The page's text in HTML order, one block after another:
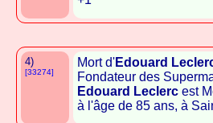
4)
[33274]
Mort d'Edouard
Fondateur des
Edouard Leclerc est
à l'âge de 85 ans, à